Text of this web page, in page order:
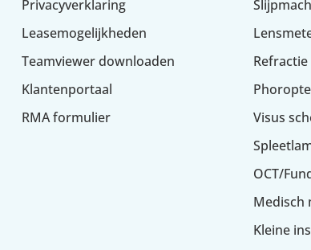
Privacyverklaring
Leasemogelijkheden
Teamviewer downloaden
Klantenportaal
RMA formulier
Visus
OCT/
Medisch
Kleine